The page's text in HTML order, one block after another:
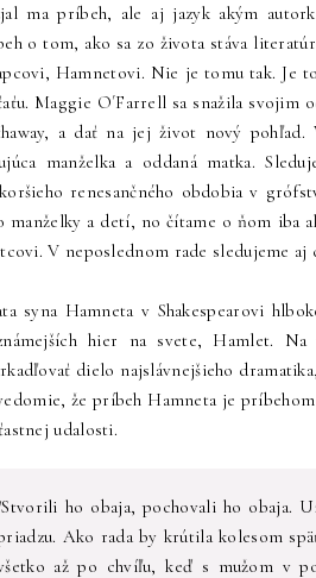
ma príbeh, ale aj jazyk akým
o tom, ako sa zo života stáva
Hamnetovi. Nie je tomu tak. Je
Maggie O´Farrell sa snažila svojim
a dať na jej život nový
manželka a oddaná matka.
renesančného obdobia v
manželky a detí, no čítame o ňom iba
V neposlednom rade sledujeme
syna Hamneta v Shakespearovi
hier na svete, Hamlet.
dielo najslávnejšieho
že príbeh Hamneta je
udalosti.
ho obaja, pochovali ho obaja.
Ako rada by krútila kolesom
až po chvíľu, keď s mužom v